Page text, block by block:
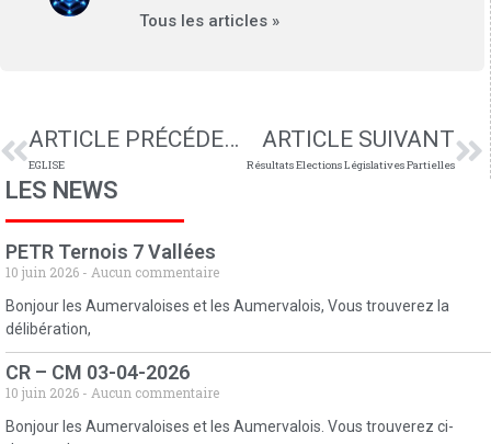
Tous les articles »
ARTICLE PRÉCÉDENT
EGLISE
ARTICLE SUIVANT
Résultats Elections Législatives Partielles
LES NEWS
PETR Ternois 7 Vallées
10 juin 2026
Aucun commentaire
Bonjour les Aumervaloises et les Aumervalois, Vous trouverez la
délibération,
CR – CM 03-04-2026
10 juin 2026
Aucun commentaire
Bonjour les Aumervaloises et les Aumervalois. Vous trouverez ci-